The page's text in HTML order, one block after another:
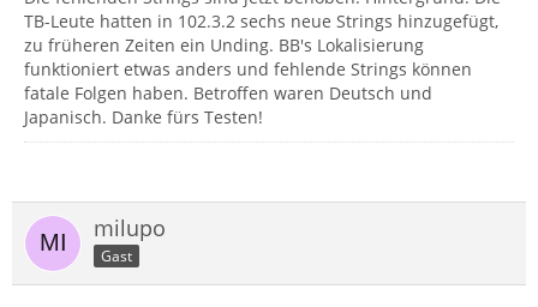
TB-Leute hatten in 102.3.2 sechs neue Strings hinzugefügt,
zu früheren Zeiten ein Unding. BB's Lokalisierung
funktioniert etwas anders und fehlende Strings können
fatale Folgen haben. Betroffen waren Deutsch und
Japanisch. Danke fürs Testen!
milupo
Gast